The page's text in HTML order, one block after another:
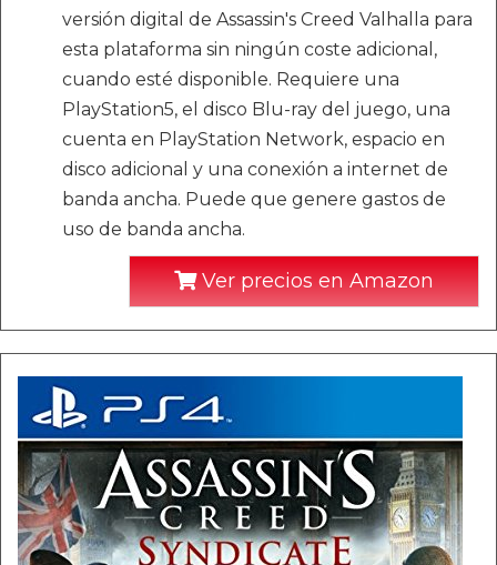
versión digital de Assassin's Creed Valhalla para
esta plataforma sin ningún coste adicional,
cuando esté disponible. Requiere una
PlayStation5, el disco Blu-ray del juego, una
cuenta en PlayStation Network, espacio en
disco adicional y una conexión a internet de
banda ancha. Puede que genere gastos de
uso de banda ancha.
Ver precios en Amazon